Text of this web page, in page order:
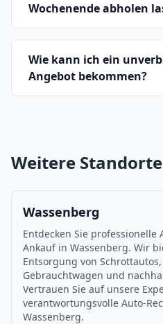
Wochenende abholen
Wie kann ich ein
Angebot bekommen?
Weitere Standorte
Wassenberg
Entdecken Sie professionelle
Ankauf in Wassenberg. Wir
Entsorgung von
Gebrauchtwagen und
Vertrauen Sie auf unsere
verantwortungsvolle Auto-
Wassenberg.